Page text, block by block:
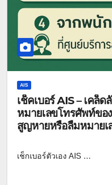
AIS
เช็คเบอร์ AIS – เคล็
หมายเลขโทรศัพท์ข
สูญหายหรือลืมหมาย
เช็กเบอร์ตัวเอง AIS …